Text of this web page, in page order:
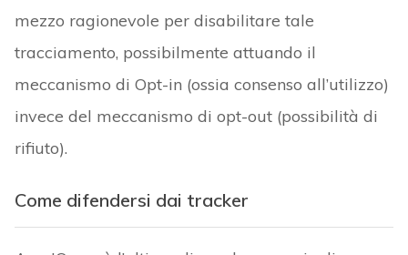
mezzo ragionevole per disabilitare tale
tracciamento, possibilmente attuando il
meccanismo di Opt-in (ossia consenso all’utilizzo)
invece del meccanismo di opt-out (possibilità di
rifiuto).
Come difendersi dai tracker